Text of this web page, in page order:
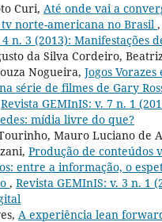
Curi, Até onde vai a
tv norte-americana no Brasil ,
n. 3 (2013): Manifestações
da Silva Cordeiro,
Nogueira, Jogos
série de filmes de Gary
Revista GEMInIS: v. 7 n. 1
mídia livre do que?
Mauro Luciano de
Produção de conteúdos
entre a informação, o
, Revista GEMInIS: v. 3 n. 1
A experiência lean